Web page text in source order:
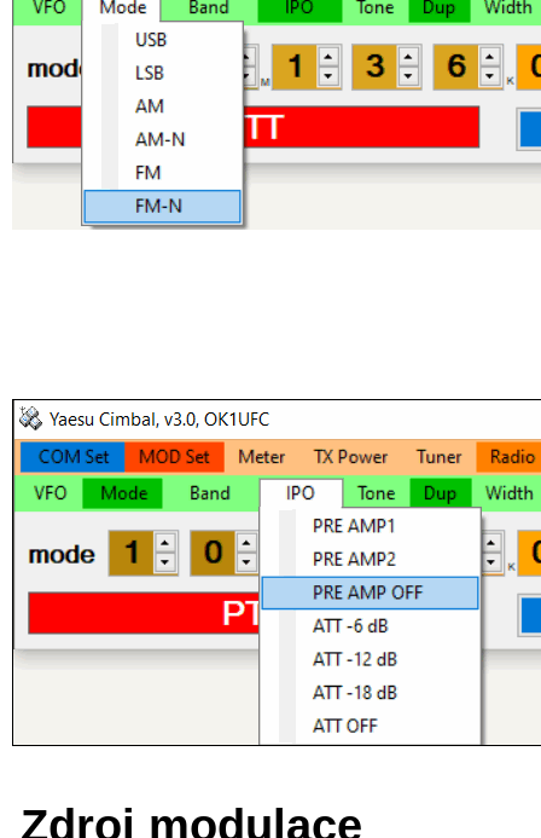
Zdroj modulace